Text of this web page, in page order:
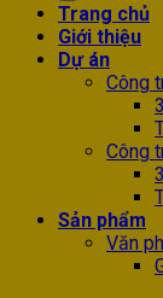
Trang chủ
Giới thiệu
Dự án
Công
Công
Sản phẩm
Văn